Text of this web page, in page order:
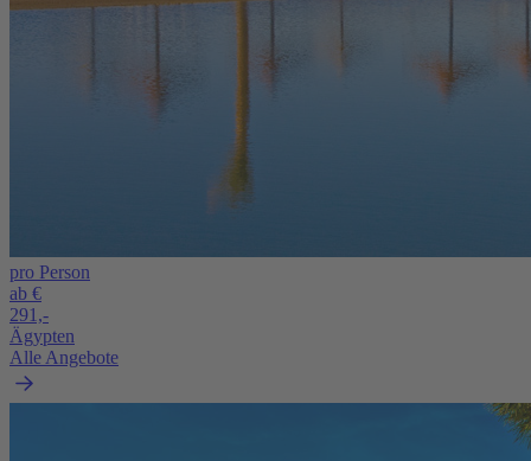
pro Person
ab €
291,-
Ägypten
Alle Angebote